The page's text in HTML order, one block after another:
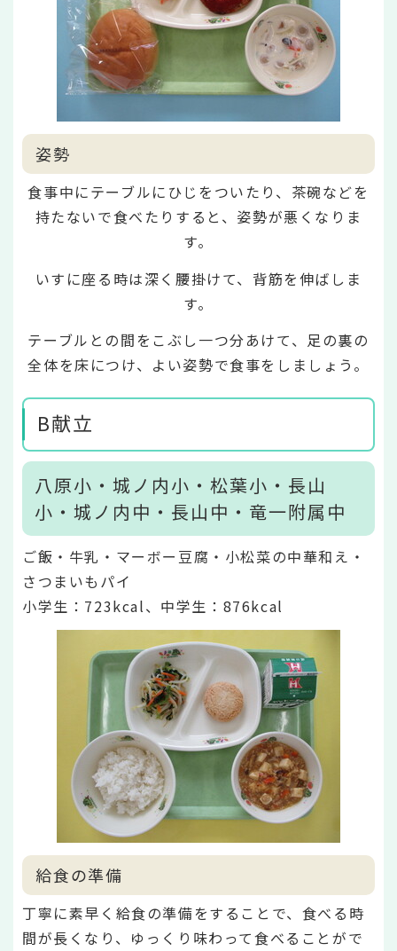
姿勢
食事中にテーブルにひじをついたり、茶碗などを
持たないで食べたりすると、姿勢が悪くなりま
す。
いすに座る時は深く腰掛けて、背筋を伸ばしま
す。
テーブルとの間をこぶし一つ分あけて、足の裏の
全体を床につけ、よい姿勢で食事をしましょう。
B献立
八原小・城ノ内小・松葉小・長山
小・城ノ内中・長山中・竜一附属中
ご飯・牛乳・マーボー豆腐・小松菜の中華和え・
さつまいもパイ
小学生：723kcal、中学生：876kcal
給食の準備
丁寧に素早く給食の準備をすることで、食べる時
間が長くなり、ゆっくり味わって食べることがで